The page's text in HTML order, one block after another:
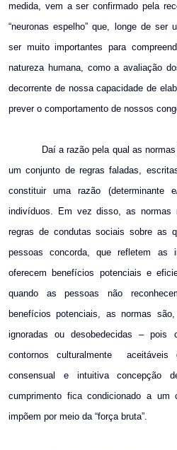
medida, vem a ser confirmado pela
“neuronas espelho” que, longe de ser
ser muito importantes para
natureza humana, como a avaliação
decorrente de nossa capacidade de
prever o comportamento de nossos
Daí a razão pela qual as
um conjunto de regras faladas,
constituir uma razão (determinante
indivíduos. Em vez disso, as normas
regras de condutas sociais sobre as
pessoas concorda, que refletem as
oferecem benefícios potenciais e
quando as pessoas não
benefícios potenciais, as normas
ignoradas ou desobedecidas – pois
contornos culturalmente
consensual e intuitiva
cumprimento fica condicionado a um
impõem por meio da “força bruta”.